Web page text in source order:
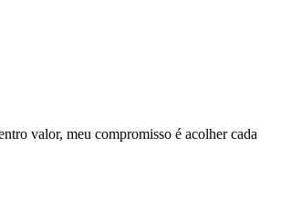
valor, meu compromisso é acolher cada